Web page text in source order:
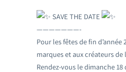
SAVE THE DATE
———————-
Pour les fêtes de fin
marques et aux créateurs de
Rendez-vous le dimanche